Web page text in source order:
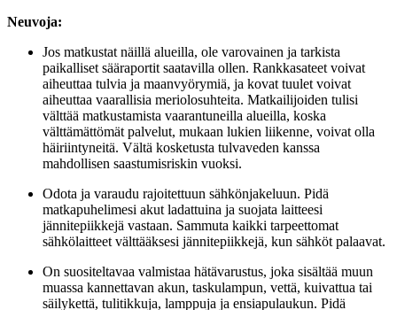
Neuvoja:
Jos matkustat näillä alueilla, ole varovainen ja tarkista
paikalliset sääraportit saatavilla ollen. Rankkasateet voivat
aiheuttaa tulvia ja maanvyörymiä, ja kovat tuulet voivat
aiheuttaa vaarallisia meriolosuhteita. Matkailijoiden tulisi
välttää matkustamista vaarantuneilla alueilla, koska
välttämättömät palvelut, mukaan lukien liikenne, voivat olla
häiriintyneitä. Vältä kosketusta tulvaveden kanssa
mahdollisen saastumisriskin vuoksi.
Odota ja varaudu rajoitettuun sähkönjakeluun. Pidä
matkapuhelimesi akut ladattuina ja suojata laitteesi
jännitepiikkejä vastaan. Sammuta kaikki tarpeettomat
sähkölaitteet välttääksesi jännitepiikkejä, kun sähköt palaavat.
On suositeltavaa valmistaa hätävarustus, joka sisältää muun
muassa kannettavan akun, taskulampun, vettä, kuivattua tai
säilykettä, tulitikkuja, lamppuja ja ensiapulaukun. Pidä